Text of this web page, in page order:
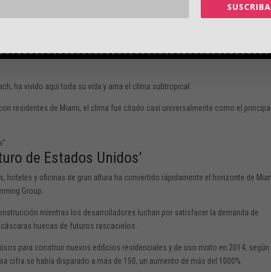
futuro cercano -tal vez 50 años, 100 años- debido al aumento del nivel del
Beach.
ha vivido aquí toda su vida y ama el clima subtropical.
residentes de Miami, el clima fue citado casi universalmente como el principal
de Estados Unidos’
hoteles y oficinas de gran altura ha convertido rápidamente el horizonte de
Group.
mientras los desarrolladores luchan por satisfacer la demanda de
huecas de futuros rascacielos.
para construir nuevos edificios residenciales y de uso mixto en 2014, según
cifra se había disparado a más de 150, un aumento de más del 1000%.